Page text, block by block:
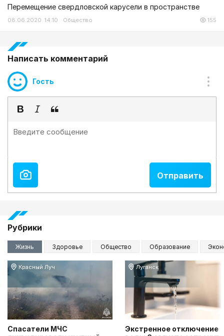
Перемещение свердловской карусели в пространстве
08.06.2020 14:10 Общество 155
Написать комментарий
Гость
Рубрики
Жизнь Здоровье Общество Образование
Красный Луч
Спасатели МЧС
Луганск
Экстренное отключение